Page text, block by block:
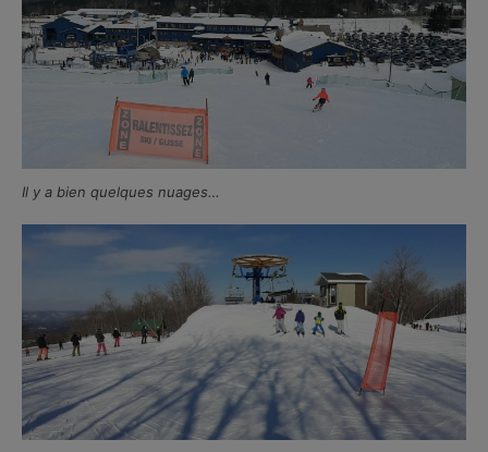
Il y a bien quelques nuages…